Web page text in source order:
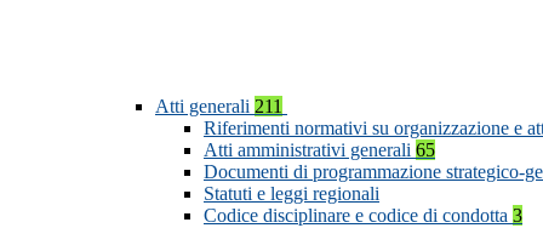
Atti generali 211
Riferimenti normativi su organizzazione e
Atti amministrativi generali 65
Documenti di programmazione strategico-
Statuti e leggi regionali
Codice disciplinare e codice di condotta 3